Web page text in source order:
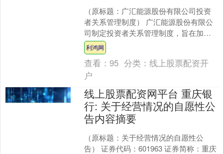
（原标题：广汇能源股份有限公司投资
者关系管理制度） 广汇能源股份有限公
司制定投资者关系管理制度，旨在加强
与投资者沟通，完善公司治理，保护投
资者权益。公司遵循合规....
利鸿网
查看：95 分类：线上股票配资开
户
线上股票配资网平台 重庆银
行: 关于经营情况的自愿性公
告内容摘要
（原标题：关于经营情况的自愿性公
告） 证券代码：601963 证券简称：重庆